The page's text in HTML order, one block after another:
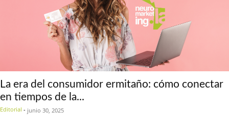
La era del consumidor ermitaño: cómo conectar
en tiempos de la...
Editorial - junio 30, 2025